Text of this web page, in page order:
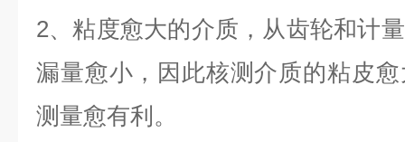
2、粘度愈大的介质，从齿轮和计
漏量愈小，因此核测介质的粘皮
测量愈有利。